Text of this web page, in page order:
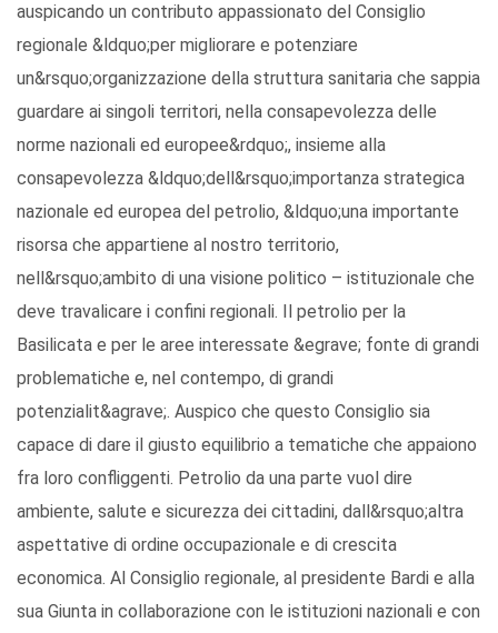
auspicando un contributo appassionato del Consiglio
regionale &ldquo;per migliorare e potenziare
un&rsquo;organizzazione della struttura sanitaria che sappia
guardare ai singoli territori, nella consapevolezza delle
norme nazionali ed europee&rdquo;, insieme alla
consapevolezza &ldquo;dell&rsquo;importanza strategica
nazionale ed europea del petrolio, &ldquo;una importante
risorsa che appartiene al nostro territorio,
nell&rsquo;ambito di una visione politico – istituzionale che
deve travalicare i confini regionali. Il petrolio per la
Basilicata e per le aree interessate &egrave; fonte di grandi
problematiche e, nel contempo, di grandi
potenzialit&agrave;. Auspico che questo Consiglio sia
capace di dare il giusto equilibrio a tematiche che appaiono
fra loro confliggenti. Petrolio da una parte vuol dire
ambiente, salute e sicurezza dei cittadini, dall&rsquo;altra
aspettative di ordine occupazionale e di crescita
economica. Al Consiglio regionale, al presidente Bardi e alla
sua Giunta in collaborazione con le istituzioni nazionali e con